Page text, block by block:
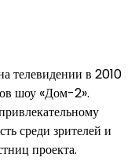
телевидении в 2010
шоу «Дом-2».
среди зрителей и
проекта.